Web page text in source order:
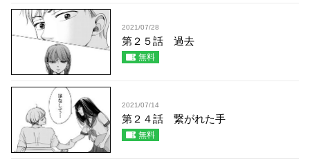
2021/07/28
第２５話 過去
無料
2021/07/14
第２４話 繋がれた手
無料